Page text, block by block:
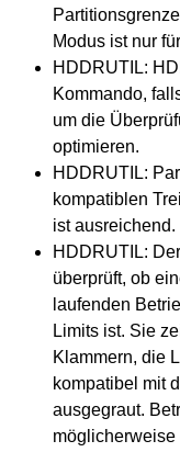
Modus ist nur
HDDRUTIL:
Kommando,
um die
optimieren.
HDDRUTIL:
kompatiblen
ist ausreichend.
HDDRUTIL:
überprüft, ob
laufenden
Limits ist. Sie
Klammern, die
kompatibel mit
ausgegraut.